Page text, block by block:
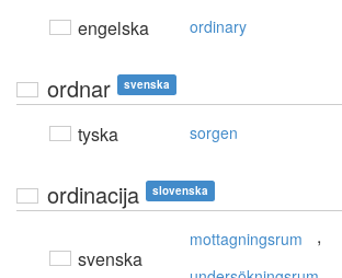
engelska ordinary
ordnar svenska
tyska sorgen
ordinacija slovenska
svenska
mottagningsrum ,